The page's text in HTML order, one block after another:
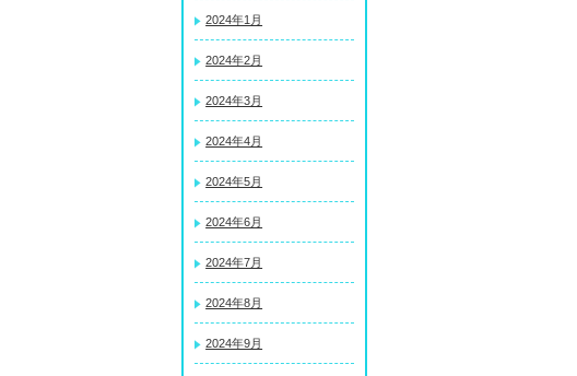
2024年1月
2024年2月
2024年3月
2024年4月
2024年5月
2024年6月
2024年7月
2024年8月
2024年9月